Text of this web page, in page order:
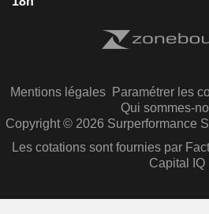
Mentions légales Paramétrer les
Qui sommes-
Copyright © 2026 Surperformance
Les cotations sont fournies par
Capital IQ